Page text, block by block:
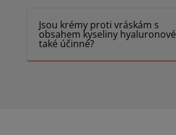
Jsou krémy proti vráskám s
obsahem kyseliny hyaluronové
také účinné?